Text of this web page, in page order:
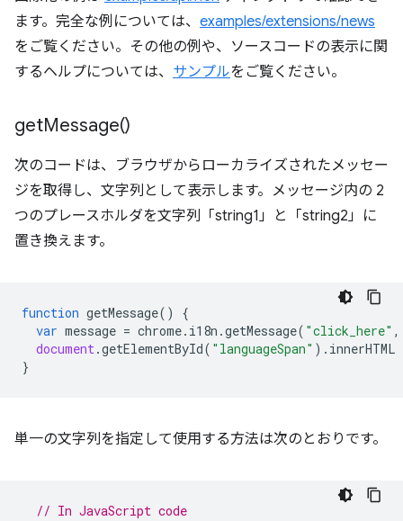
ます。完全な例については、 examples/extensions/news
をご覧ください。その他の例や、ソースコードの表示に関
するヘルプについては、 サンプルをご覧ください。
getMessage()
次のコードは、ブラウザからローカライズされたメッセー
ジを取得し、文字列として表示します。メッセージ内の 2
つのプレースホルダを文字列「string1」と「string2」に
置き換えます。
function getMessage()
{
var message = chrome. i18n .getMessage( "click_here" ,
document.getElementById( "languageSpan" ). innerHTML
}
単一の文字列を指定して使用する方法は次のとおりです。
// In JavaScript code